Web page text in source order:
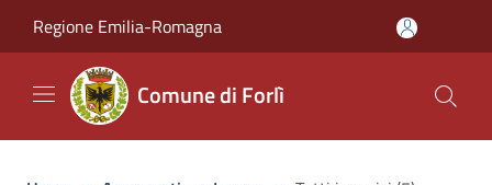
Regione Emilia-Romagna
Comune di Forlì